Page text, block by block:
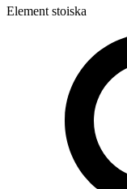
Element stoiska